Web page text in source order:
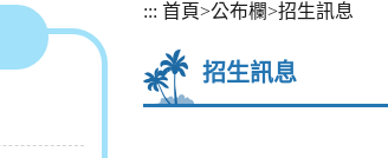
::: 首頁>公布欄>招生訊息
招生訊息